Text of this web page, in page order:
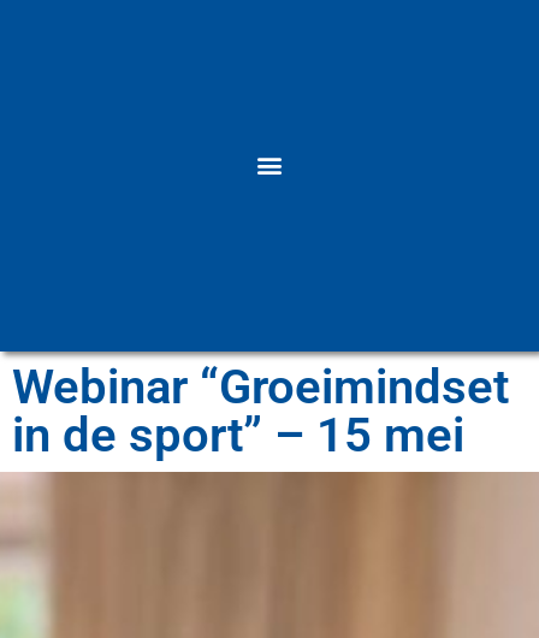
Webinar “Groeimindset
in de sport” – 15 mei